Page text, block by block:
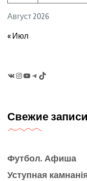
Август 2026
« Июл
Instagram
YouTubeTelegram
TikTok
Свежие записи
Футбол. Афиша
Уступная